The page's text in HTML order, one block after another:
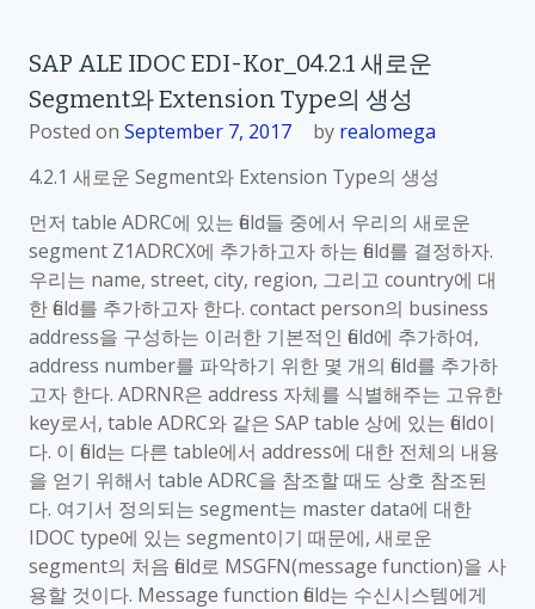
SAP ALE IDOC EDI-Kor_04.2.1 새로운
Segment와 Extension Type의 생성
Posted on September 7, 2017 by realomega
4.2.1 새로운 Segment와 Extension Type의 생성
먼저 table ADRC에 있는 field들 중에서 우리의 새로운
segment Z1ADRCX에 추가하고자 하는 field를 결정하자.
우리는 name, street, city, region, 그리고 country에 대
한 field를 추가하고자 한다. contact person의 business
address을 구성하는 이러한 기본적인 field에 추가하여,
address number를 파악하기 위한 몇 개의 field를 추가하
고자 한다. ADRNR은 address 자체를 식별해주는 고유한
key로서, table ADRC와 같은 SAP table 상에 있는 field이
다. 이 field는 다른 table에서 address에 대한 전체의 내용
을 얻기 위해서 table ADRC을 참조할 때도 상호 참조된
다. 여기서 정의되는 segment는 master data에 대한
IDOC type에 있는 segment이기 때문에, 새로운
segment의 처음 field로 MSGFN(message function)을 사
용할 것이다. Message function field는 수신시스템에게